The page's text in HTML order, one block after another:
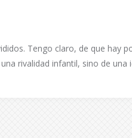
Tengo claro, de que hay
rivalidad infantil, sino de